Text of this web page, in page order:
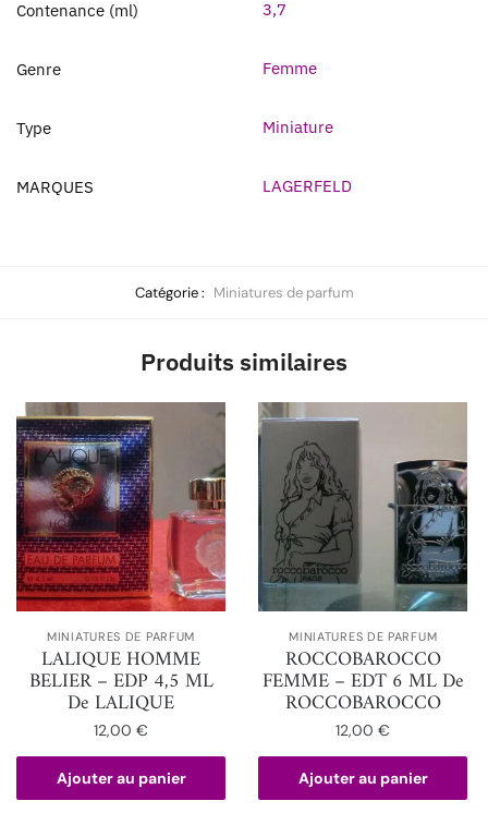
Contenance (ml) 3,7
Genre Femme
Type Miniature
MARQUES LAGERFELD
Catégorie : Miniatures de parfum
Produits similaires
MINIATURES DE PARFUM
LALIQUE HOMME
BELIER – EDP 4,5 ML
De LALIQUE
12,00€
Ajouter au panier
MINIATURES DE PARFUM
ROCCOBAROCCO
FEMME – EDT 6 ML De
ROCCOBAROCCO
12,00€
Ajouter au panier